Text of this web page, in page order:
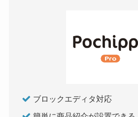
ブロックエディタ対応